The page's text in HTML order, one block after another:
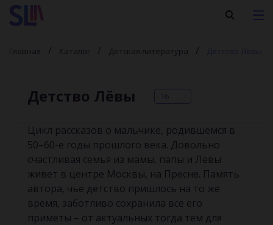
Главная Каталог Детская литература
Детство Лёвы 16
Цикл рассказов о мальчике, родившемся в
50–60-е годы прошлого века. Довольно
счастливая семья из мамы, папы и Лёвы
живет в центре Москвы, на Пресне. Память
автора, чье детство пришлось на то же
время, заботливо сохранила все его
приметы – от актуальных тогда тем для